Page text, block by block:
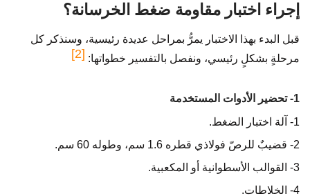
إجراء اختبار مقاومة ضغط الخرسانة؟
قبل البدء بهذا الاختبار يمرُّ بمراحل عديدة رئيسية، وسنذكر كل
مرحلةٍ بشكلٍ رئيسي، ونفصل بالتفسير خطواتها: [2]
1- تحضير الأدوات المستخدمة
1- آلة اختبار الضغط.
2- قضيبٌ للرصّ فولاذي قطره 1.6 سم، وطوله 60 سم.
3- القوالب الأسطوانية أو المكعبية.
4- الخلاطات.